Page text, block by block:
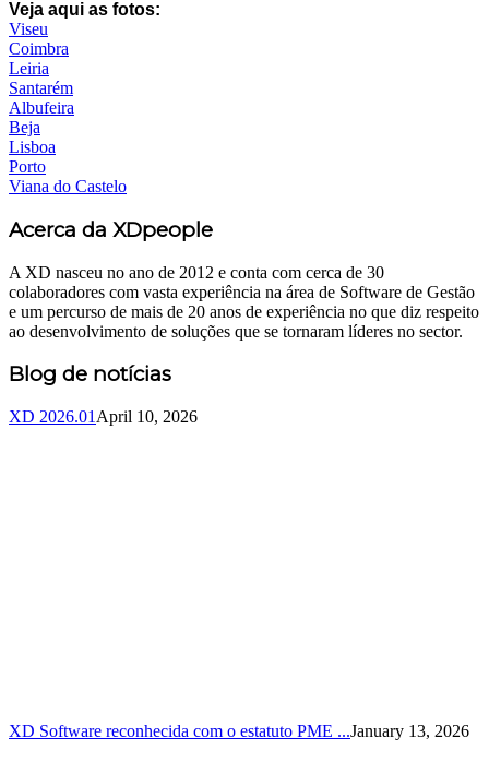
Veja aqui as fotos:
Viseu
Coimbra
Leiria
Santarém
Albufeira
Beja
Lisboa
Porto
Viana do Castelo
Acerca da XDpeople
A XD nasceu no ano de 2012 e conta com cerca de 30
colaboradores com vasta experiência na área de Software de Gestão
e um percurso de mais de 20 anos de experiência no que diz respeito
ao desenvolvimento de soluções que se tornaram líderes no sector.
Blog de notícias
XD 2026.01 April 10, 2026
XD Software reconhecida com o estatuto PME ...January 13, 2026